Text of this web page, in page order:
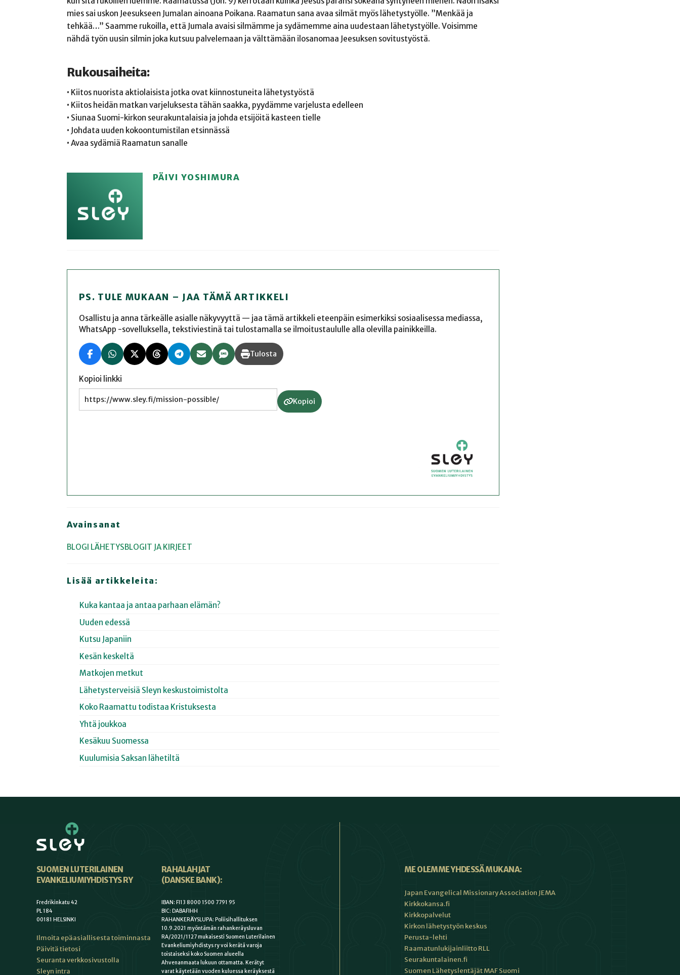
mies sai uskon Jeesukseen Jumalan ainoana Poikana. Raamatun sana avaa silmät myös lähetystyölle. ”Menkää ja
tehkää…” Saamme rukoilla, että Jumala avaisi silmämme ja sydämemme aina uudestaan lähetystyölle. Voisimme
nähdä työn uusin silmin joka kutsuu palvelemaan ja välttämään ilosanomaa Jeesuksen sovitustyöstä.
Rukousaiheita:
• Kiitos nuorista aktiolaisista jotka ovat kiinnostuneita lähetystyöstä
• Kiitos heidän matkan varjeluksesta tähän saakka, pyydämme varjelusta edelleen
• Siunaa Suomi-kirkon seurakuntalaisia ja johda etsijöitä kasteen tielle
• Johdata uuden kokoontumistilan etsinnässä
• Avaa sydämiä Raamatun sanalle
PÄIVI YOSHIMURA
PS. TULE MUKAAN – JAA TÄMÄ ARTIKKELI
Osallistu ja anna tärkeälle asialle näkyvyyttä — jaa tämä artikkeli eteenpäin esimerkiksi sosiaalisessa mediassa,
WhatsApp -sovelluksella, tekstiviestinä tai tulostamalla se ilmoitustaululle alla olevilla painikkeilla.
Tulosta
Kopioi linkki
Kopioi
Avainsanat
BLOGI LÄHETYSBLOGIT JA KIRJEET
Lisää artikkeleita:
Kuka kantaa ja antaa parhaan elämän?
Uuden edessä
Kutsu Japaniin
Kesän keskeltä
Matkojen metkut
Lähetysterveisiä Sleyn keskustoimistolta
Koko Raamattu todistaa Kristuksesta
Yhtä joukkoa
Kesäkuu Suomessa
Kuulumisia Saksan lähetiltä
SUOMEN LUTERILAINEN
EVANKELIUMIYHDISTYS RY
Fredrikinkatu 42
PL 184
00181 HELSINKI
Ilmoita epäasiallisesta toiminnasta
Päivitä tietosi
Seuranta verkkosivustolla
Sleyn intra
RAHALAHJAT
(DANSKE BANK):
IBAN: FI13 8000 1500 7791 95
BIC: DABAFIHH
RAHANKERÄYSLUPA: Poliisihallituksen
10.9.2021 myöntämän rahankeräysluvan
RA/2021/1127 mukaisesti Suomen Luterilainen
Evankeliumiyhdistys ry voi kerätä varoja
toistaiseksi koko Suomen alueella
Ahvenanmaata lukuun ottamatta. Kerätyt
varat käytetään vuoden kuluessa keräyksestä
ME OLEMME YHDESSÄ MUKANA:
Japan Evangelical Missionary Association JEMA
Kirkkokansa.fi
Kirkkopalvelut
Kirkon lähetystyön keskus
Perusta-lehti
Raamatunlukijainliitto RLL
Seurakuntalainen.fi
Suomen Lähetyslentäjät MAF Suomi